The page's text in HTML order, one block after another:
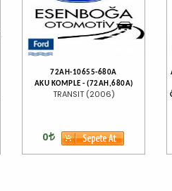
72AH-10655-680A
AKU KOMPLE - (72AH,680A)
TRANSIT (2006)
0